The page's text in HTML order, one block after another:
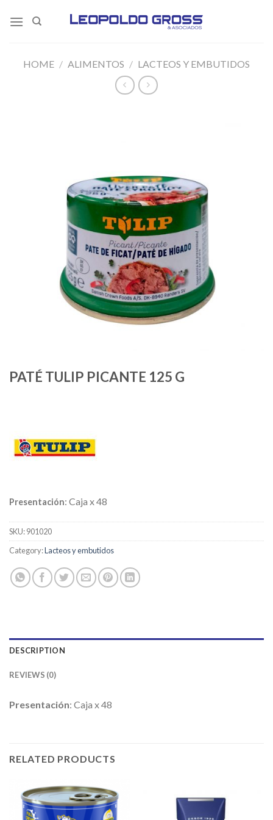
HOME / ALIMENTOS / LACTEOS Y EMBUTIDOS
PATÉ TULIP PICANTE 125 G
Presentación: Caja x 48
SKU:901020
Category:Lacteos y embutidos
DESCRIPTION
REVIEWS (0)
Presentación: Caja x 48
RELATED PRODUCTS